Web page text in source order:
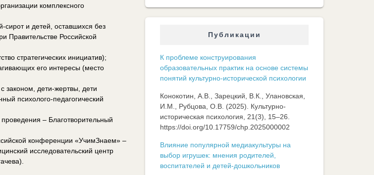
комплексного
сирот и детей, оставшихся без
Правительстве Российской
стратегических инициатив);
его интересы (место
законом, дети-жертвы, дети
психолого-педагогический
– Благотворительный
конференции «УчимЗнаем» –
исследовательский центр
Публикации
К проблеме конструирования
образовательных практик на основе системы
понятий культурно-исторической психологии
Конокотин, А.В., Зарецкий, В.К., Улановская,
И.М., Рубцова, О.В. (2025). Культурно-
историческая психология, 21(3), 15–26.
https://doi.org/10.17759/chp.2025000002
Влияние популярной медиакультуры на
выбор игрушек: мнения родителей,
воспитателей и детей-дошкольников